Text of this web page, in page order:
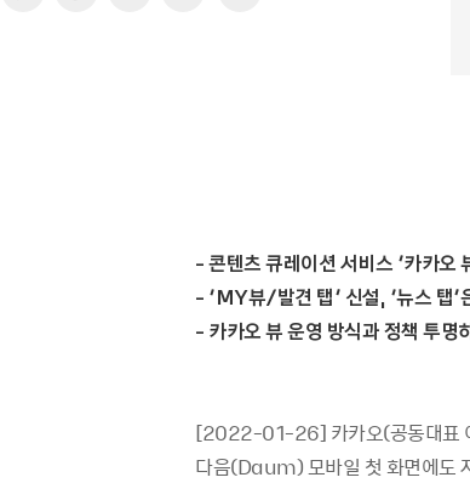
- 콘텐츠 큐레이션 서비스 ‘카카
- ‘MY뷰/발견 탭’ 신설, ‘뉴스 탭’
- 카카오 뷰 운영 방식과 정책 투명
[2022-01-26] 카카오(공동대표
다음(Daum) 모바일 첫 화면에도